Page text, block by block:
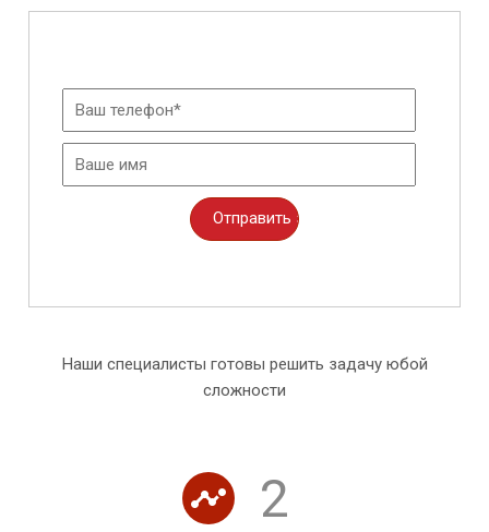
Наши специалисты готовы решить задачу юбой
сложности
2